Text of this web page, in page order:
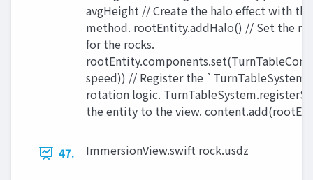
avgHeight // Create the halo effect with
method. rootEntity.addHalo() // Set the
for the rocks.
speed)) // Register the
rotation logic.
the entity to the view.
47. ImmersionView.swift rock.usdz